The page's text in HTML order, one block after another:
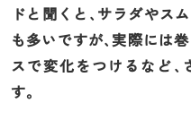
ドと聞くと、サラダやス
も多いですが、実際には巻
スで変化をつけるなど
す。